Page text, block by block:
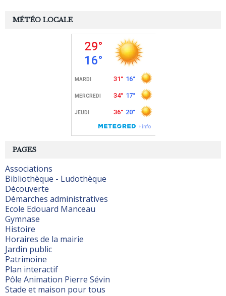
PAGES
Associations
Bibliothèque - Ludothèque
Découverte
Démarches administratives
Ecole Edouard Manceau
Gymnase
Histoire
Horaires de la mairie
Jardin public
Patrimoine
Plan interactif
Pôle Animation Pierre Sévin
Stade et maison pour tous
MÉTÉO LOCALE